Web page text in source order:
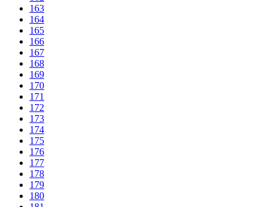
163
164
165
166
167
168
169
170
171
172
173
174
175
176
177
178
179
180